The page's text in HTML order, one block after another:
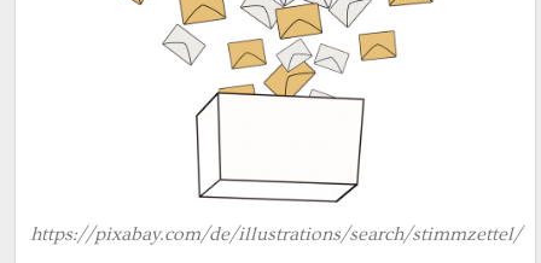
https://pixabay.com/de/illustrations/search/stimmzettel/